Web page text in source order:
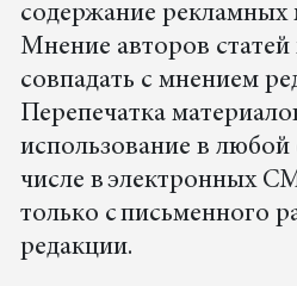
содержание рекламных
Мнение авторов
совпадать с мнением
Перепечатка
использование в
числе в электронных
только с письменного
редакции.